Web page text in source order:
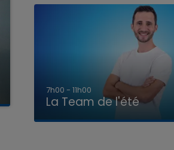
7h00 - 11h00
La Team de l'été